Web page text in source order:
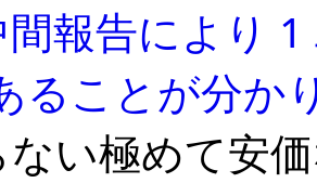
間報告により
ることが分か
い極めて安